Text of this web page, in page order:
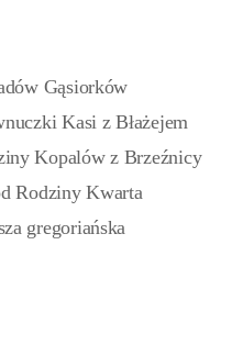
Gąsiorków
Kasi z Błażejem
Kopalów z Brzeźnicy
Rodziny Kwarta
gregoriańska